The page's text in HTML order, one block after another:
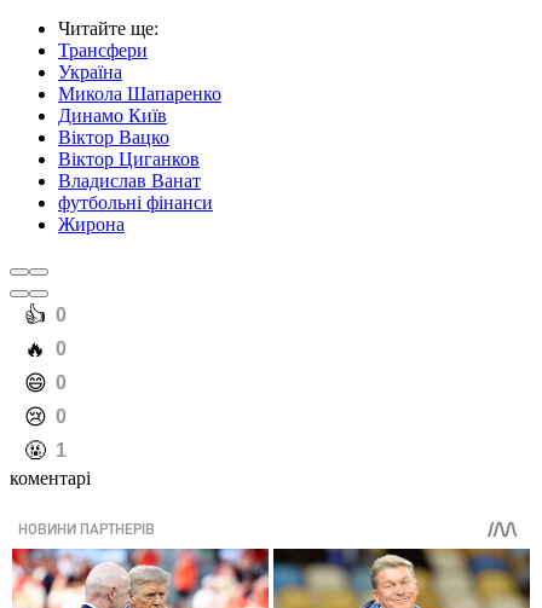
Читайте ще:
Трансфери
Україна
Микола Шапаренко
Динамо Київ
Віктор Вацко
Віктор Циганков
Владислав Ванат
футбольні фінанси
Жирона
️👍 0
️🔥 0
️😄 0
️😢 0
️🤬 1
коментарі